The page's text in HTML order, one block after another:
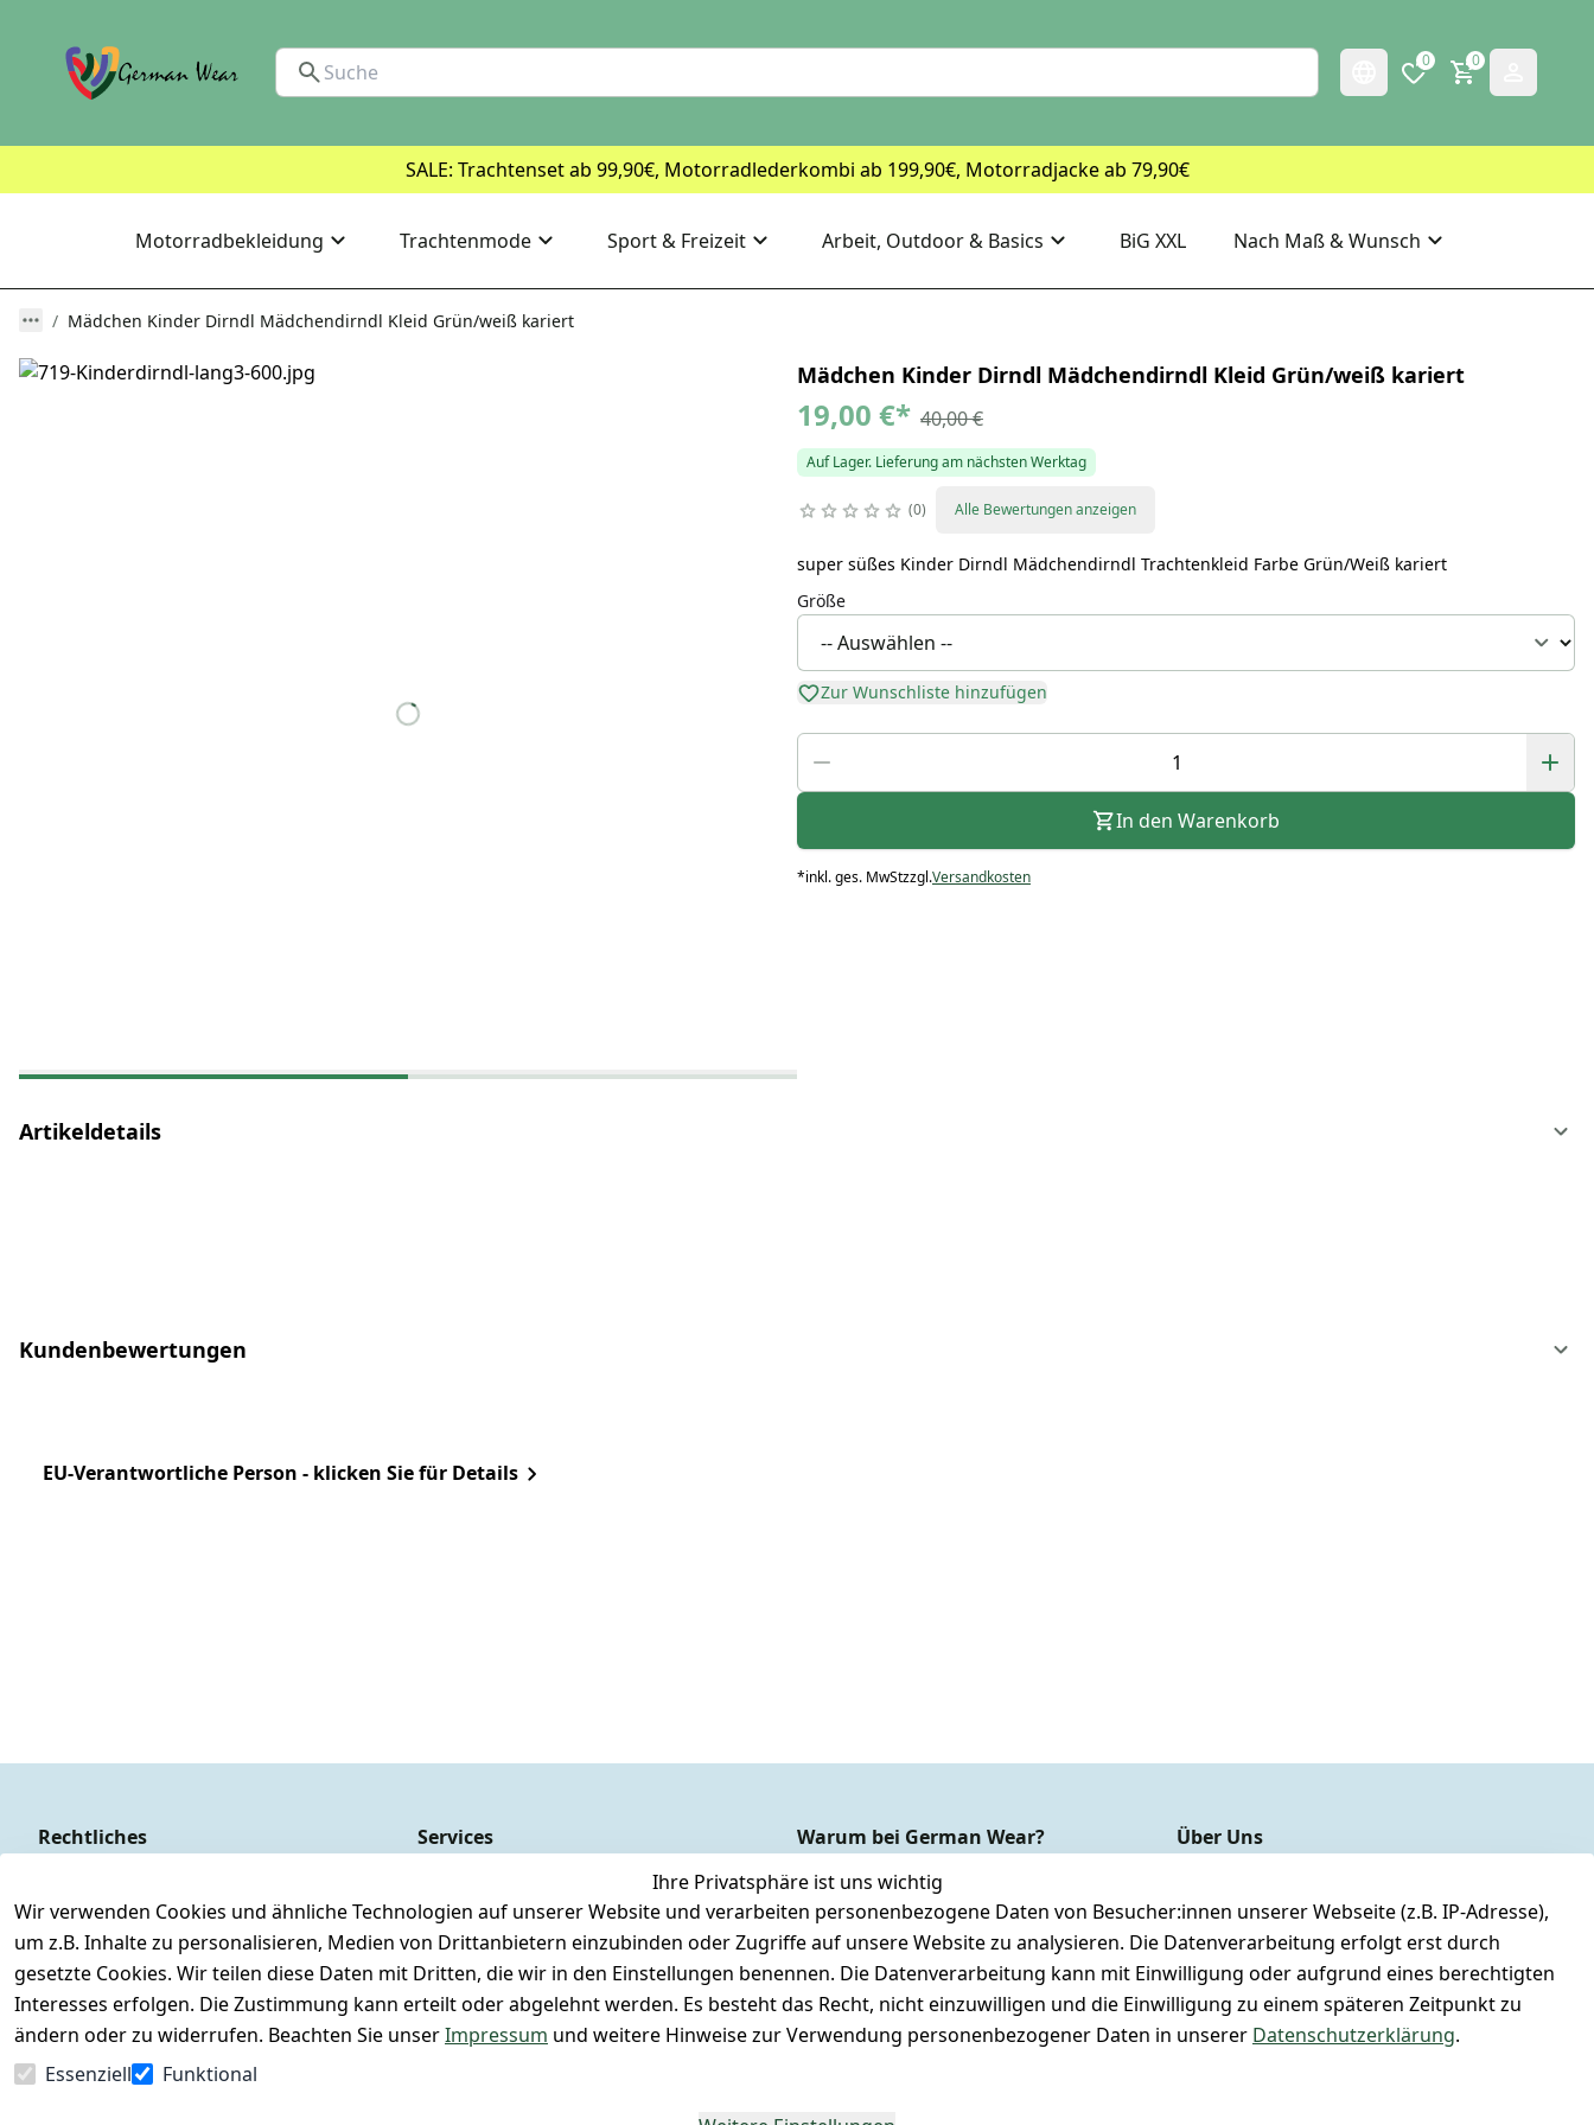
0 0
SALE: Trachtenset ab 99,90€, Motorradlederkombi ab 199,90€, Motorradjacke ab 79,90€
Motorradbekleidung Trachtenmode Sport & Freizeit Arbeit, Outdoor & Basics BiG XXL Nach Maß & Wunsch
Mädchen Kinder Dirndl Mädchendirndl Kleid Grün/weiß kariert
Mädchen Kinder Dirndl Mädchendirndl Kleid Grün/weiß kariert
19,00 €* 40,00 €
Auf Lager. Lieferung am nächsten Werktag
0 Alle Bewertungen anzeigen
super süßes Kinder Dirndl Mädchendirndl Trachtenkleid Farbe Grün/Weiß kariert
Größe
Zur Wunschliste hinzufügen
In den Warenkorb
*inkl. ges. MwStzzgl.Versandkosten
Artikeldetails
Kundenbewertungen
EU-Verantwortliche Person - klicken Sie für Details
Ihre Privatsphäre ist uns wichtig
Wir verwenden Cookies und ähnliche Technologien auf unserer Website und verarbeiten personenbezogene Daten von Besucher:innen unserer Webseite (z.B. IP-Adresse),
um z.B. Inhalte zu personalisieren, Medien von Drittanbietern einzubinden oder Zugriffe auf unsere Website zu analysieren. Die Datenverarbeitung erfolgt erst durch
gesetzte Cookies. Wir teilen diese Daten mit Dritten, die wir in den Einstellungen benennen. Die Datenverarbeitung kann mit Einwilligung oder aufgrund eines berechtigten
Interesses erfolgen. Die Zustimmung kann erteilt oder abgelehnt werden. Es besteht das Recht, nicht einzuwilligen und die Einwilligung zu einem späteren Zeitpunkt zu
ändern oder zu widerrufen. Beachten Sie unserImpressum und weitere Hinweise zur Verwendung personenbezogener Daten in unserer Datenschutzerklärung.
Essenziell
Funktional
Rechtliches
Impressum
Datenschutzerklärung
Barrierefreiheitserklärung
Widerrufsrecht
Vertrag widerrufen
Services
Registrieren
Versand & Versandkosten
Retoure & Rücksendung
Rücksendeetikett drucken (Inland)
FAQs - Häufig gestellte Fragen
Warum bei German Wear?
Dauer Tiefpreisgarantie*
Express-24h-Versand
24/7 aktueller Warenbestand
+ 95% aus eigener Herstellung
+ 60 Jahre Geschäftserfahrung
Über Uns
unsere Facebook-Seite
unsere Damen & Herren Größentabelle
unsere Gutscheine & SALE
Whatsapp Nr.: +4951167695014
Lagerverkauf: Ikarusallee 13, 30179 Hannover